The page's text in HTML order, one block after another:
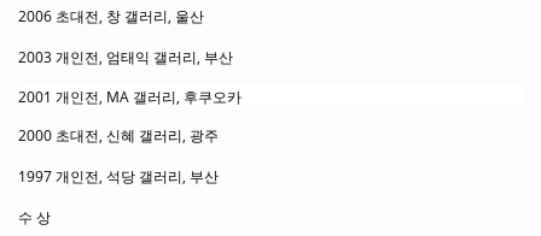
2006 초대전, 창 갤러리, 울산
2003 개인전, 엄태익 갤러리, 부산
2001 개인전, MA 갤러리, 후쿠오카
2000 초대전, 신혜 갤러리, 광주
1997 개인전, 석당 갤러리, 부산
수 상